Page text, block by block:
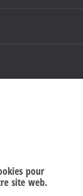
pour
site web.